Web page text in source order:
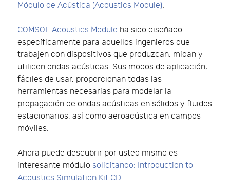
Módulo de Acústica (Acoustics Module).
COMSOL Acoustics Module ha sido diseñado
específicamente para aquellos ingenieros que
trabajen con dispositivos que produzcan, midan y
utilicen ondas acústicas. Sus modos de aplicación,
fáciles de usar, proporcionan todas las
herramientas necesarias para modelar la
propagación de ondas acústicas en sólidos y fluidos
estacionarios, así como aeroacústica en campos
móviles.
Ahora puede descubrir por usted mismo es
interesante módulo solicitando: Introduction to
Acoustics Simulation Kit CD.